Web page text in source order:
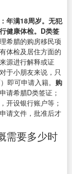
年满18周岁。无犯
健康体检。D类签
希腊的购房移民项
体检及居住方面的
源进行解释或证
于小朋友来说，只
即可申请入籍。 购
请希腊D类签证；
开设银行账户等；
请文件，批准后才
需要多少时